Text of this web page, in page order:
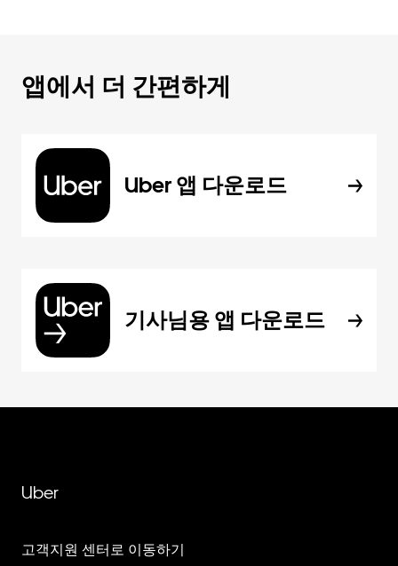
앱에서 더 간편하게
Uber 앱 다운로드
기사님용 앱 다운로드
Uber
고객지원 센터로 이동하기